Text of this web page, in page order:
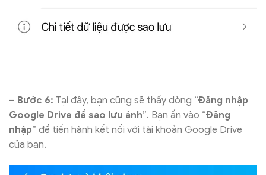
– Bước 6: Tại đây, bạn cũng sẽ thấy dòng “Đăng nhập
Google Drive để sao lưu ảnh”. Bạn ấn vào “Đăng
nhập” để tiến hành kết nối với tài khoản Google Drive
của bạn.